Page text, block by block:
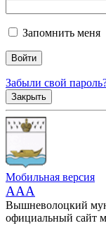
Запомнить меня
Забыли свой
Закрыть
Мобильная версия
AAA
Вышневолоцкий
официальный сайт